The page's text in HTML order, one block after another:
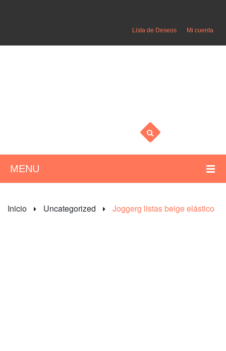
Lista de Deseos Mi cuenta
MENU
Inicio Uncategorized Joggerg listas beige elástico